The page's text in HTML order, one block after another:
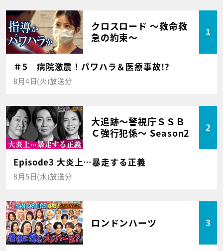
クロスロード ～救命救
急の約束～
1
＃5 病院激震！パワハラ＆医療事故!?
8月4日(火)放送分
大追跡～警視庁ＳＳＢ
Ｃ強行犯係～ Season2
2
Episode3 大炎上…暴走する正義
8月5日(水)放送分
ロンドンハーツ 3